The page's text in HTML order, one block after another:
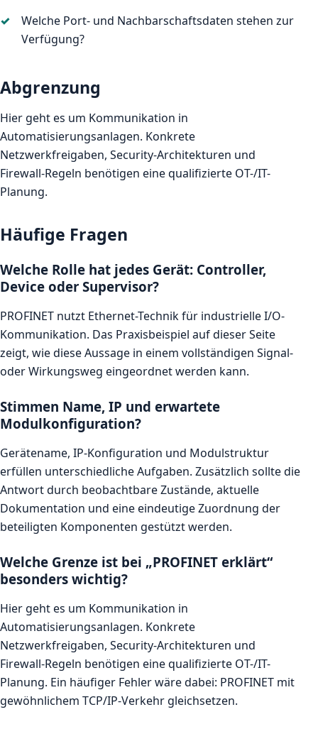
Welche Port- und Nachbarschaftsdaten stehen zur
Verfügung?
Abgrenzung
Hier geht es um Kommunikation in
Automatisierungsanlagen. Konkrete
Netzwerkfreigaben, Security-Architekturen und
Firewall-Regeln benötigen eine qualifizierte OT-/IT-
Planung.
Häufige Fragen
Welche Rolle hat jedes Gerät: Controller,
Device oder Supervisor?
PROFINET nutzt Ethernet-Technik für industrielle I/O-
Kommunikation. Das Praxisbeispiel auf dieser Seite
zeigt, wie diese Aussage in einem vollständigen Signal-
oder Wirkungsweg eingeordnet werden kann.
Stimmen Name, IP und erwartete
Modulkonfiguration?
Gerätename, IP-Konfiguration und Modulstruktur
erfüllen unterschiedliche Aufgaben. Zusätzlich sollte die
Antwort durch beobachtbare Zustände, aktuelle
Dokumentation und eine eindeutige Zuordnung der
beteiligten Komponenten gestützt werden.
Welche Grenze ist bei „PROFINET erklärt“
besonders wichtig?
Hier geht es um Kommunikation in
Automatisierungsanlagen. Konkrete
Netzwerkfreigaben, Security-Architekturen und
Firewall-Regeln benötigen eine qualifizierte OT-/IT-
Planung. Ein häufiger Fehler wäre dabei: PROFINET mit
gewöhnlichem TCP/IP-Verkehr gleichsetzen.